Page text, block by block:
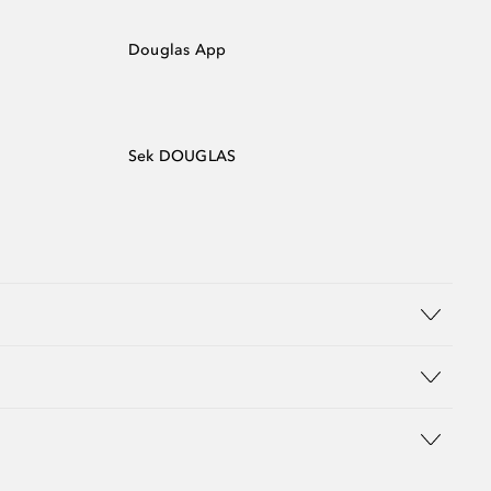
Douglas App
Sek DOUGLAS